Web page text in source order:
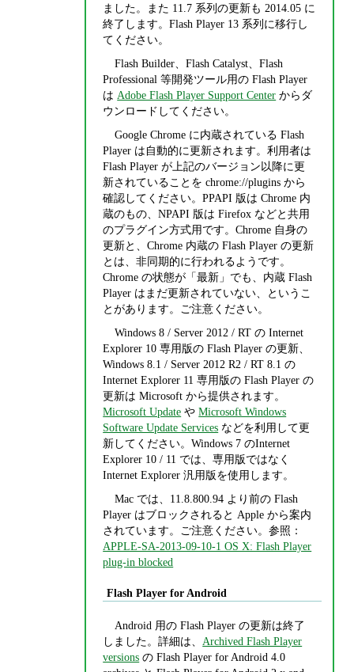
ました。また 11.7 系列の更新も 2014.05 に
終了します。Flash Player 13 系列に移行し
てください。
Flash Builder、Flash Catalyst、Flash
Professional 等開発ツール用の Flash Player
は Adobe Flash Player Support Center からダ
ウンロードしてください。
Google Chrome に内蔵されている Flash
Player は自動的に更新されます。利用者は
Flash Player が上記のバージョン以降に更
新されていることを chrome://plugins から
確認してください。PPAPI 版は Chrome 内
蔵のもの、NPAPI 版は Firefox などと共用
のプラグイン方式用です。Chrome 自身の
更新と、Chrome 内蔵の Flash Player の更新
とは、非同期的に行われるようです。
Chrome の状態が「最新」でも、内蔵 Flash
Player はまだ更新されていない、というこ
とがあります。ご注意ください。
Windows 8 / Server 2012 / RT の Internet
Explorer 10 専用版の Flash Player の更新、
Windows 8.1 / Server 2012 R2 / RT 8.1 の
Internet Explorer 11 専用版の Flash Player の
更新は Microsoft から提供されます。
Microsoft Update やMicrosoft Windows
Software Update Services などを利用して更
新してください。Windows 7 のInternet
Explorer 10 / 11 では、専用版ではなく
Internet Explorer 汎用版を使用します。
Mac では、11.8.800.94 より前の Flash
Player はブロックされると Apple から案内
されています。ご注意ください。参照：
APPLE-SA-2013-09-10-1 OS X: Flash Player
plug-in blocked
Flash Player for Android
Android 用の Flash Player の更新は終了
しました。詳細は、 Archived Flash Player
versions の Flash Player for Android 4.0